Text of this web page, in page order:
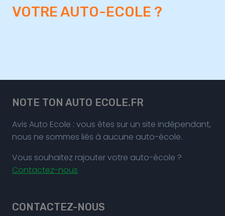
VOTRE AUTO-ECOLE ?
NOTE TON AUTO ECOLE.FR
Avis Auto Ecole : vous êtes sur un site indépendant,
nous ne sommes liés à aucune auto-école.
Vous souhaitez rajouter votre auto-école ?
Contactez-nous
CONTACTEZ-NOUS